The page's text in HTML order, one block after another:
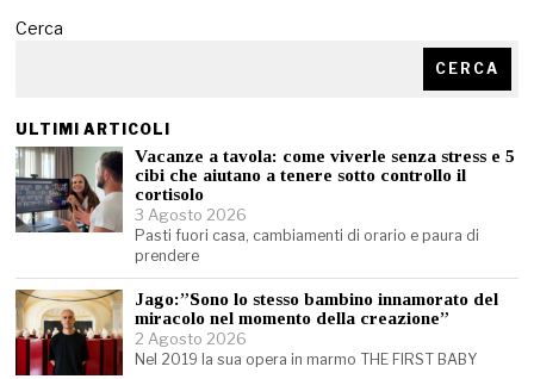
Cerca
CERCA
ULTIMI ARTICOLI
Vacanze a tavola: come viverle senza stress e 5
cibi che aiutano a tenere sotto controllo il
cortisolo
3 Agosto 2026
Pasti fuori casa, cambiamenti di orario e paura di
prendere
Jago:”Sono lo stesso bambino innamorato del
miracolo nel momento della creazione”
2 Agosto 2026
Nel 2019 la sua opera in marmo THE FIRST BABY